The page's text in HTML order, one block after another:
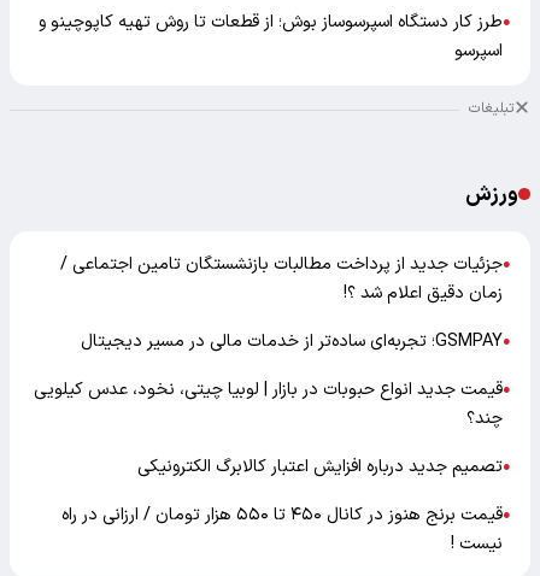
●طرز کار دستگاه اسپرسوساز بوش؛ از قطعات تا روش تهیه کاپوچینو و
اسپرسو
تبلیغات
ورزش
●جزئیات جدید از پرداخت مطالبات بازنشستگان تامین اجتماعی /
زمان دقیق اعلام شد ؟!
●GSMPAY؛ تجربه‌ای ساده‌تر از خدمات مالی در مسیر دیجیتال
●قیمت جدید انواع حبوبات در بازار | لوبیا چیتی، نخود، عدس کیلویی
چند؟
●تصمیم جدید درباره افزایش اعتبار کالابرگ الکترونیکی
●
قیمت برنج هنوز در کانال ۴۵۰ تا ۵۵۰ هزار تومان / ارزانی در راه
نیست !